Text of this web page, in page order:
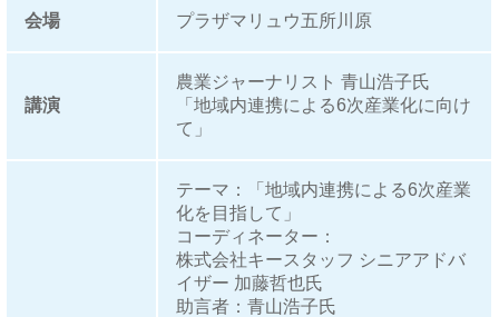
会場 プラザマリュウ五所川原
講演
農業ジャーナリスト 青山浩子氏
「地域内連携による6次産業化に向け
て」
テーマ：「地域内連携による6次産業
化を目指して」
コーディネーター：
株式会社キースタッフ シニアアドバ
イザー 加藤哲也氏
助言者：青山浩子氏